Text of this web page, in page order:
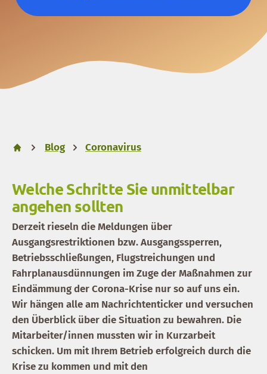
Blog Coronavirus
Welche Schritte Sie unmittelbar
angehen sollten
Derzeit rieseln die Meldungen über
Ausgangsrestriktionen bzw. Ausgangssperren,
Betriebsschließungen, Flugstreichungen und
Fahrplanausdünnungen im Zuge der Maßnahmen zur
Eindämmung der Corona-Krise nur so auf uns ein.
Wir hängen alle am Nachrichtenticker und versuchen
den Überblick über die Situation zu bewahren. Die
Mitarbeiter/innen mussten wir in Kurzarbeit
schicken. Um mit Ihrem Betrieb erfolgreich durch die
Krise zu kommen und mit den